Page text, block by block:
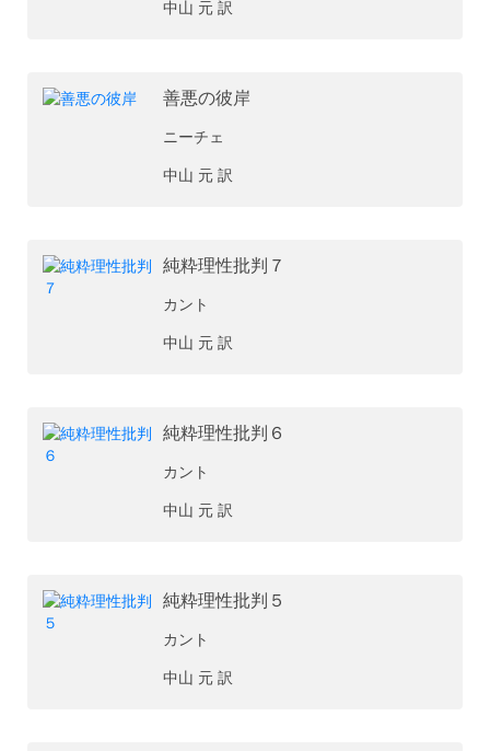
中山 元 訳
善悪の彼岸
ニーチェ
中山 元 訳
純粋理性批判７
カント
中山 元 訳
純粋理性批判６
カント
中山 元 訳
純粋理性批判５
カント
中山 元 訳